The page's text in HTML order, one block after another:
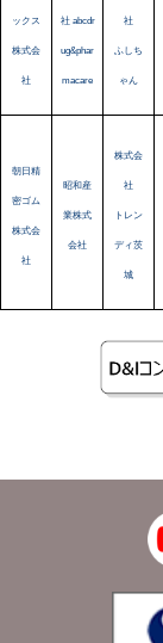
ックス
株式会
社
社 abcdr
ug&phar
macare
社
ふしち
ゃん
朝日精
密ゴム
株式会
社
昭和産
業株式
会社
株式会
社
トレン
ディ茨
城